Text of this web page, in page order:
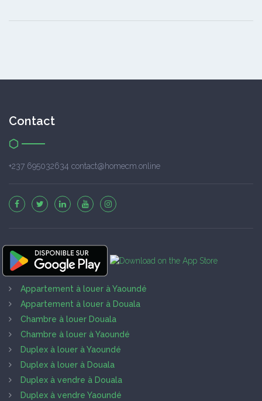
Contact
+237 695032634 contact@homecm.online
Appartement à louer à Yaoundé
Appartement à louer à Douala
Chambre à louer Douala
Chambre à louer à Yaoundé
Duplex à louer à Yaoundé
Duplex à louer à Douala
Duplex à vendre à Douala
Duplex à vendre Yaoundé